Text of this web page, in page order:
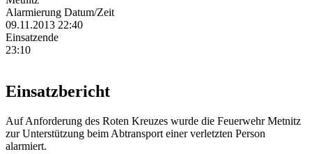
Alarmierung Datum/Zeit
09.11.2013 22:40
Einsatzende
23:10
Einsatzbericht
Auf Anforderung des Roten Kreuzes wurde die Feuerwehr Metnitz
zur Unterstützung beim Abtransport einer verletzten Person
alarmiert.